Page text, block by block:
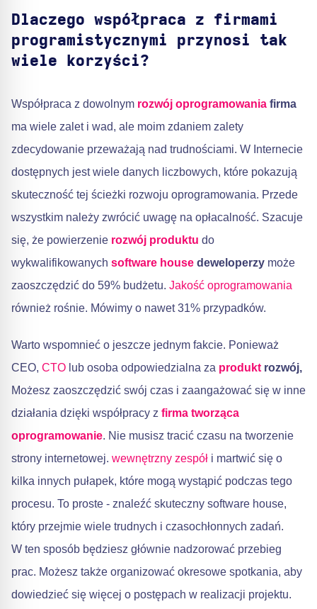
Dlaczego współpraca z firmami
programistycznymi przynosi tak
wiele korzyści?
Współpraca z dowolnym rozwój oprogramowania firma
ma wiele zalet i wad, ale moim zdaniem zalety
zdecydowanie przeważają nad trudnościami. W Internecie
dostępnych jest wiele danych liczbowych, które pokazują
skuteczność tej ścieżki rozwoju oprogramowania. Przede
wszystkim należy zwrócić uwagę na opłacalność. Szacuje
się, że powierzenie rozwój produktu do
wykwalifikowanych software house deweloperzy może
zaoszczędzić do 59% budżetu. Jakość oprogramowania
również rośnie. Mówimy o nawet 31% przypadków.
Warto wspomnieć o jeszcze jednym fakcie. Ponieważ
CEO, CTO lub osoba odpowiedzialna za produkt rozwój,
Możesz zaoszczędzić swój czas i zaangażować się w inne
działania dzięki współpracy z firma tworząca
oprogramowanie. Nie musisz tracić czasu na tworzenie
strony internetowej. wewnętrzny zespół i martwić się o
kilka innych pułapek, które mogą wystąpić podczas tego
procesu. To proste - znaleźć skuteczny software house,
który przejmie wiele trudnych i czasochłonnych zadań.
W ten sposób będziesz głównie nadzorować przebieg
prac. Możesz także organizować okresowe spotkania, aby
dowiedzieć się więcej o postępach w realizacji projektu.